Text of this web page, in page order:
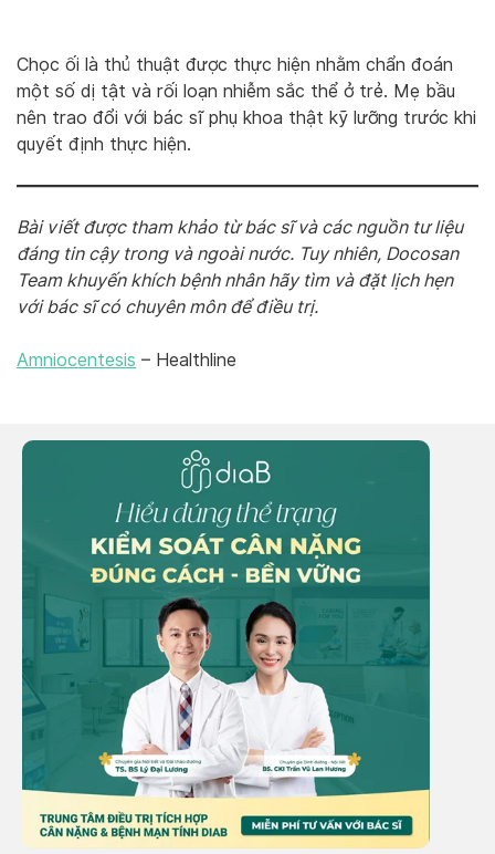
Chọc ối là thủ thuật được thực hiện nhằm chẩn đoán
một số dị tật và rối loạn nhiễm sắc thể ở trẻ. Mẹ bầu
nên trao đổi với bác sĩ phụ khoa thật kỹ lưỡng trước khi
quyết định thực hiện.
Bài viết được tham khảo từ bác sĩ và các nguồn tư liệu
đáng tin cậy trong và ngoài nước. Tuy nhiên, Docosan
Team khuyến khích bệnh nhân hãy tìm và đặt lịch hẹn
với bác sĩ có chuyên môn để điều trị.
Amniocentesis – Healthline